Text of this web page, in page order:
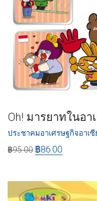
Oh! มารยาทในอาเ
ประชาคมอาเศรษฐกิจอาเ
฿95.00 ฿86.00